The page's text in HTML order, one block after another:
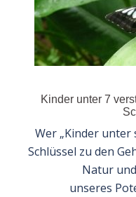
Kinder unter 7
Wer „Kinder unter
Schlüssel zu den
Natur
unseres